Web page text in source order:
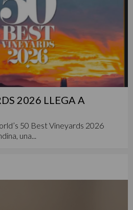
2026 LLEGA A
50 Best Vineyards 2026
una...